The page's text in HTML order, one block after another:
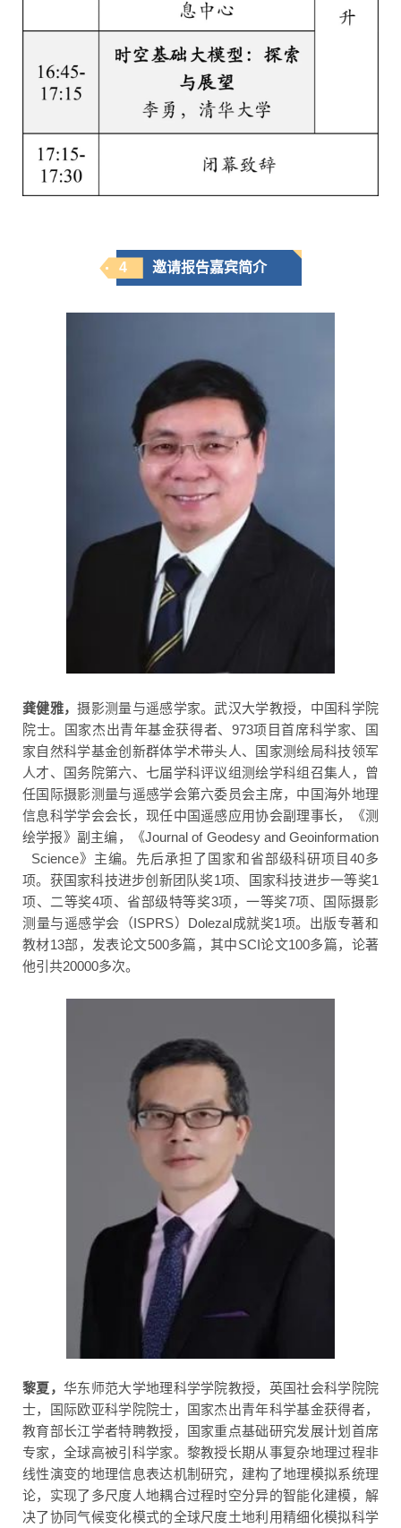
4 邀请报告嘉宾简介
龚健雅，摄影测量与遥感学家。武汉大学教授，中国科学院
院士。国家杰出青年基金获得者、973项目首席科学家、国
家自然科学基金创新群体学术带头人、国家测绘局科技领军
人才、国务院第六、七届学科评议组测绘学科组召集人，曾
任国际摄影测量与遥感学会第六委员会主席，中国海外地理
信息科学学会会长，现任中国遥感应用协会副理事长，《测
绘学报》副主编，《Journal of Geodesy and Geoinformation
Science》主编。先后承担了国家和省部级科研项目40多
项。获国家科技进步创新团队奖1项、国家科技进步一等奖1
项、二等奖4项、省部级特等奖3项，一等奖7项、国际摄影
测量与遥感学会（ISPRS）Dolezal成就奖1项。出版专著和
教材13部，发表论文500多篇，其中SCI论文100多篇，论著
他引共20000多次。
黎夏， 华东师范大学地理科学学院教授，英国社会科学院院
士，国际欧亚科学院院士，国家杰出青年科学基金获得者，
教育部长江学者特聘教授，国家重点基础研究发展计划首席
专家，全球高被引科学家。黎教授长期从事复杂地理过程非
线性演变的地理信息表达机制研究，建构了地理模拟系统理
论，实现了多尺度人地耦合过程时空分异的智能化建模，解
决了协同气候变化模式的全球尺度土地利用精细化模拟科学